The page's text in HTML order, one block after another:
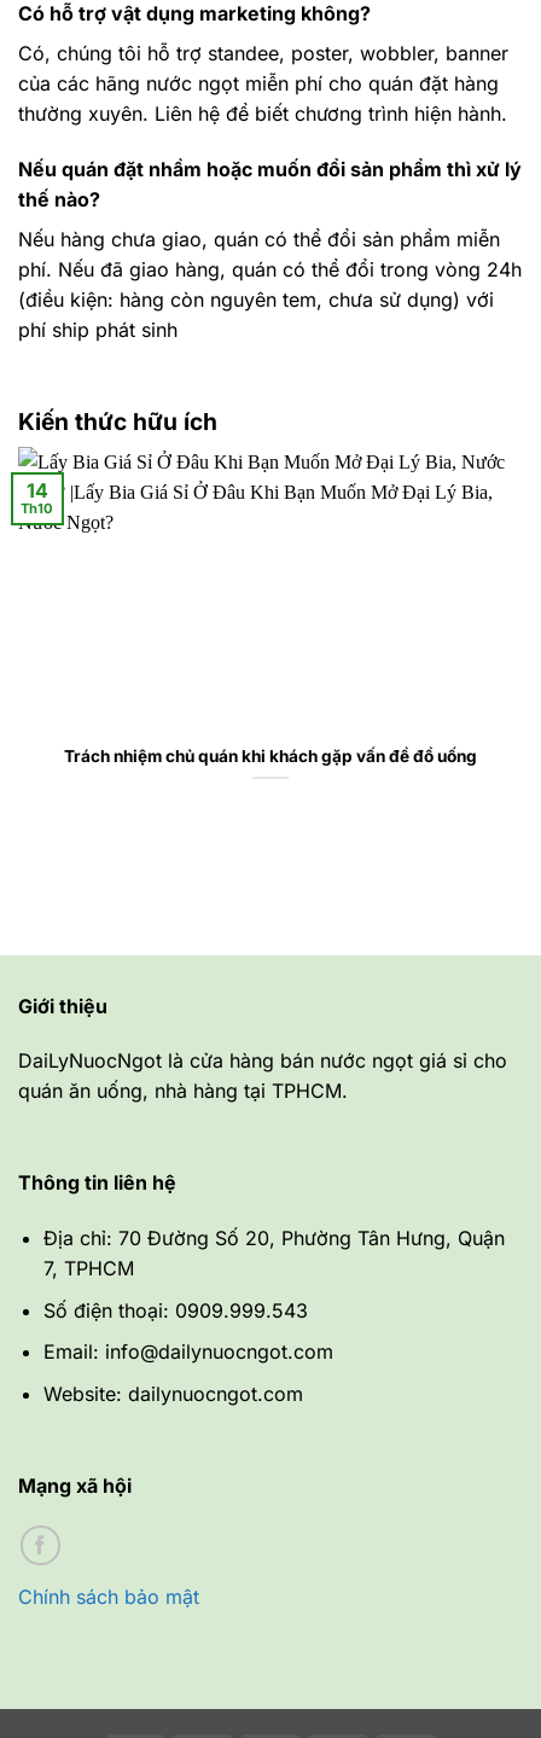
Có hỗ trợ vật dụng marketing không?
Có, chúng tôi hỗ trợ standee, poster, wobbler, banner
của các hãng nước ngọt miễn phí cho quán đặt hàng
thường xuyên. Liên hệ để biết chương trình hiện hành.
Nếu quán đặt nhầm hoặc muốn đổi sản phẩm thì xử lý
thế nào?
Nếu hàng chưa giao, quán có thể đổi sản phẩm miễn
phí. Nếu đã giao hàng, quán có thể đổi trong vòng 24h
(điều kiện: hàng còn nguyên tem, chưa sử dụng) với
phí ship phát sinh
Kiến thức hữu ích
Trách nhiệm chủ quán khi khách gặp vấn đề đồ uống
14
Th10
Giới thiệu
DaiLyNuocNgot là cửa hàng bán nước ngọt giá sỉ cho
quán ăn uống, nhà hàng tại TPHCM.
Thông tin liên hệ
Địa chỉ: 70 Đường Số 20, Phường Tân Hưng, Quận
7, TPHCM
Số điện thoại: 0909.999.543
Email: info@dailynuocngot.com
Website: dailynuocngot.com
Mạng xã hội
Chính sách bảo mật